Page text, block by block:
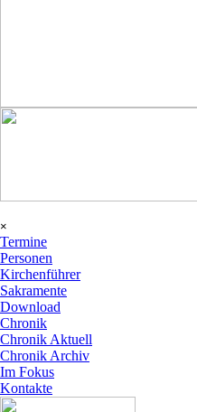
×
Termine
Personen
Kirchenführer
Sakramente
Download
Chronik
Chronik Aktuell
Chronik Archiv
Im Fokus
Kontakte